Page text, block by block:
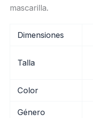
mascarilla.
Dimensiones
Talla
Color
Género